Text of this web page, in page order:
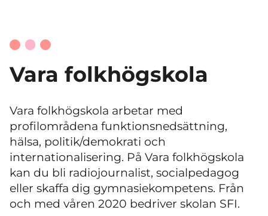
Vara folkhögskola
Vara folkhögskola arbetar med
profilområdena funktionsnedsättning,
hälsa, politik/demokrati och
internationalisering. På Vara folkhögskola
kan du bli radiojournalist, socialpedagog
eller skaffa dig gymnasiekompetens. Från
och med våren 2020 bedriver skolan SFI.